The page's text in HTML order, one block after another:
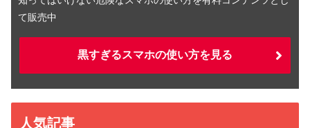
て販売中
黒すぎるスマホの使い方を見る
人気記事